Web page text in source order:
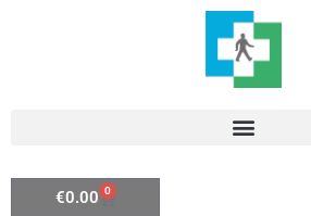
€0.00 0
Winkelwagen